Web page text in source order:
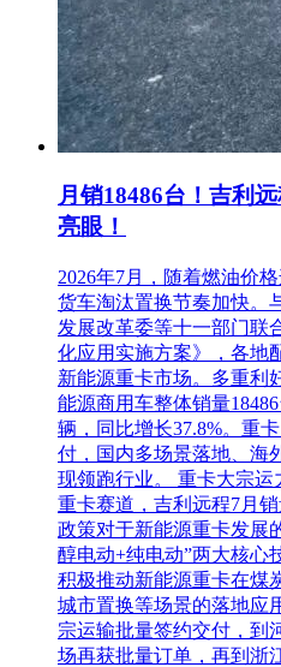
四、投标文件递交
1、投标文件递交截止时间2024
2、投标文件递交方式：电子
上传至浙江省公共资源交易中
3、 ? 本项目采用网上远程开标
件、样品等材料，投标人无需
http://kb.zmctc.com。
□本项目采用网上远程开标方式
http://kb.zmctc.com。招标文件
投标人应在投标截止时间前递
公共资源交易中心开标厅或样
材料时应同时携带递交人授权
人递交的仅需提供身份证原件)
潜在投标人应根据自身软硬件
传投标文件以确保在投标截止
应尽量控制在70M内，如若超
理，避免因投标文件过大或临
意外情况导致投标文件上传失
光路140号省交易中心。
招标人地址：杭州市九和路
月销18486台！吉利
亮眼！
2026年7月，随着燃油价
货车淘汰置换节奏加快。
发展改革委等十一部门联
化应用实施方案》，各地
新能源重卡市场。多重利
能源商用车整体销量
辆，同比增长37.8%。重
付，国内多场景落地、海
现领跑行业。 重卡大宗
重卡赛道，吉利远程7月
政策对于新能源重卡发展
醇电动+纯电动”两大核心
积极推动新能源重卡在煤
城市置换等场景的落地应
宗运输批量签约交付，到
场再获批量订单，再到浙